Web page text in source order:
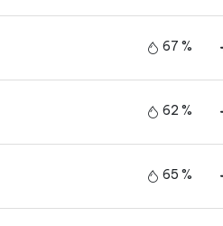
67 %
62 %
65 %